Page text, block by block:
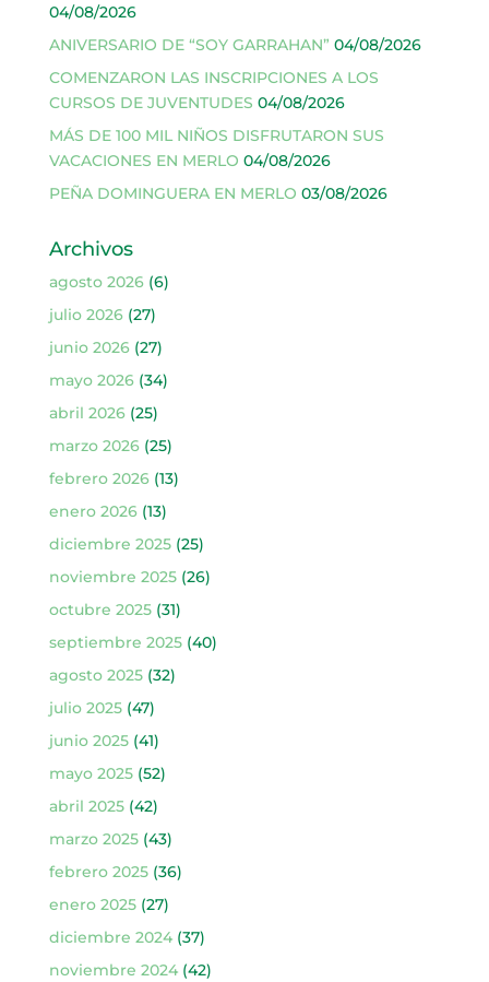
04/08/2026
ANIVERSARIO DE “SOY GARRAHAN” 04/08/2026
COMENZARON LAS INSCRIPCIONES A LOS
CURSOS DE JUVENTUDES 04/08/2026
MÁS DE 100 MIL NIÑOS DISFRUTARON SUS
VACACIONES EN MERLO 04/08/2026
PEÑA DOMINGUERA EN MERLO 03/08/2026
Archivos
agosto 2026(6)
julio 2026(27)
junio 2026(27)
mayo 2026(34)
abril 2026(25)
marzo 2026(25)
febrero 2026(13)
enero 2026(13)
diciembre 2025(25)
noviembre 2025(26)
octubre 2025(31)
septiembre 2025(40)
agosto 2025(32)
julio 2025(47)
junio 2025(41)
mayo 2025(52)
abril 2025(42)
marzo 2025(43)
febrero 2025(36)
enero 2025(27)
diciembre 2024(37)
noviembre 2024(42)